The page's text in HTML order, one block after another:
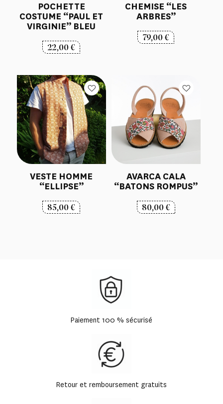
POCHETTE
COSTUME “PAUL ET
VIRGINIE” BLEU
22,00€
CHEMISE “LES
ARBRES”
79,00€
VESTE HOMME
“ELLIPSE”
85,00€
AVARCA CALA
“BATONS ROMPUS”
80,00€
Paiement 100 % sécurisé
Retour et remboursement gratuits